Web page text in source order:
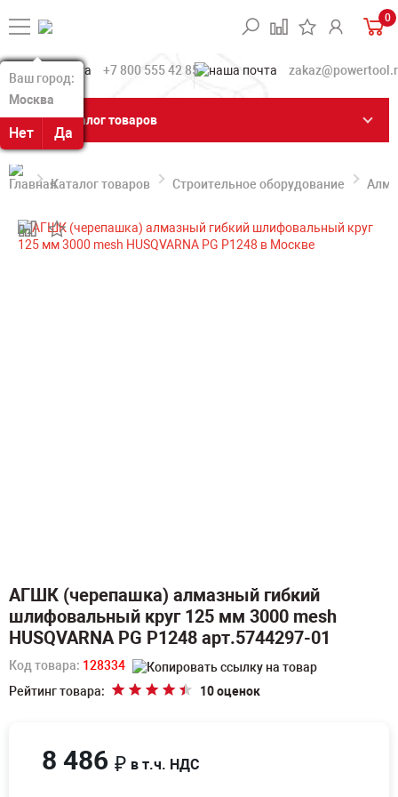
Ваш город:
Москва
Нет Да
Ваш город:
Москва
Нет Да
0
+7 800 555 42 85
Каталог товаров
Каталог товаров Строительное оборудование
АГШК (черепашка) алмазный гибкий
шлифовальный круг 125 мм 3000 mesh
HUSQVARNA PG P1248 арт.5744297-01
Код товара: 128334
Рейтинг товара:
10 оценок
8 486 ₽ в т.ч. НДС